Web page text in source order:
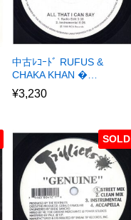
中古ﾚｺｰﾄﾞ RUFUS &
CHAKA KHAN �…
¥3,230
SOLD